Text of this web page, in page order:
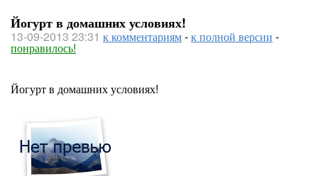
Йогурт в домашних условиях!
13-09-2013 23:31 к комментариям-к полной версии -
понравилось!
Йогурт в домашних условиях!